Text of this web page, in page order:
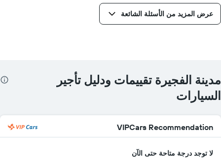
عرض المزيد من الأسئلة الشائعة
مدينة الفجيرة تقييمات ودليل تأجير
السيارات
VIPCars Recommendation
لا توجد درجة متاحة حتى الآن